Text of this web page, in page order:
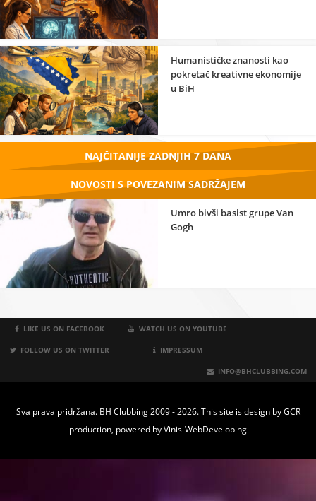
Humanističke znanosti kao
pokretač kreativne ekonomije
u BiH
NAJČITANIJE ZADNJIH 7 DANA
NOVOSTI S POVEZANIM SADRŽAJEM
Umro bivši basist grupe Van
Gogh
LIKE US ON FACEBOOK WATCH US ON YOUTUBE
FOLLOW US ON TWITTER IMPRESSUM
INFO@BHCLUBBING.COM
Sva prava pridržana. BH Clubbing 2009 - 2026. This site is design byGCR
production, powered byVinis-WebDeveloping